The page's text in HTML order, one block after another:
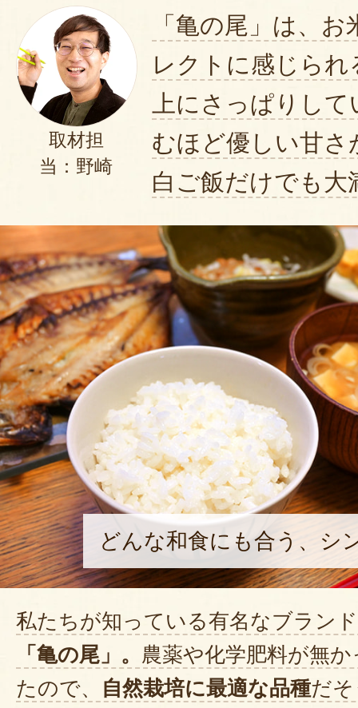
取材担
当：野崎
「亀の尾」は、
レクトに感じられ
上にさっぱりし
むほど優しい甘さ
白ご飯だけでも大
どんな和食にも合う、シ
私たちが知っている有名なブラン
「亀の尾」。 農薬や化学肥料が無
たので、
自然栽培に最適な品種だ